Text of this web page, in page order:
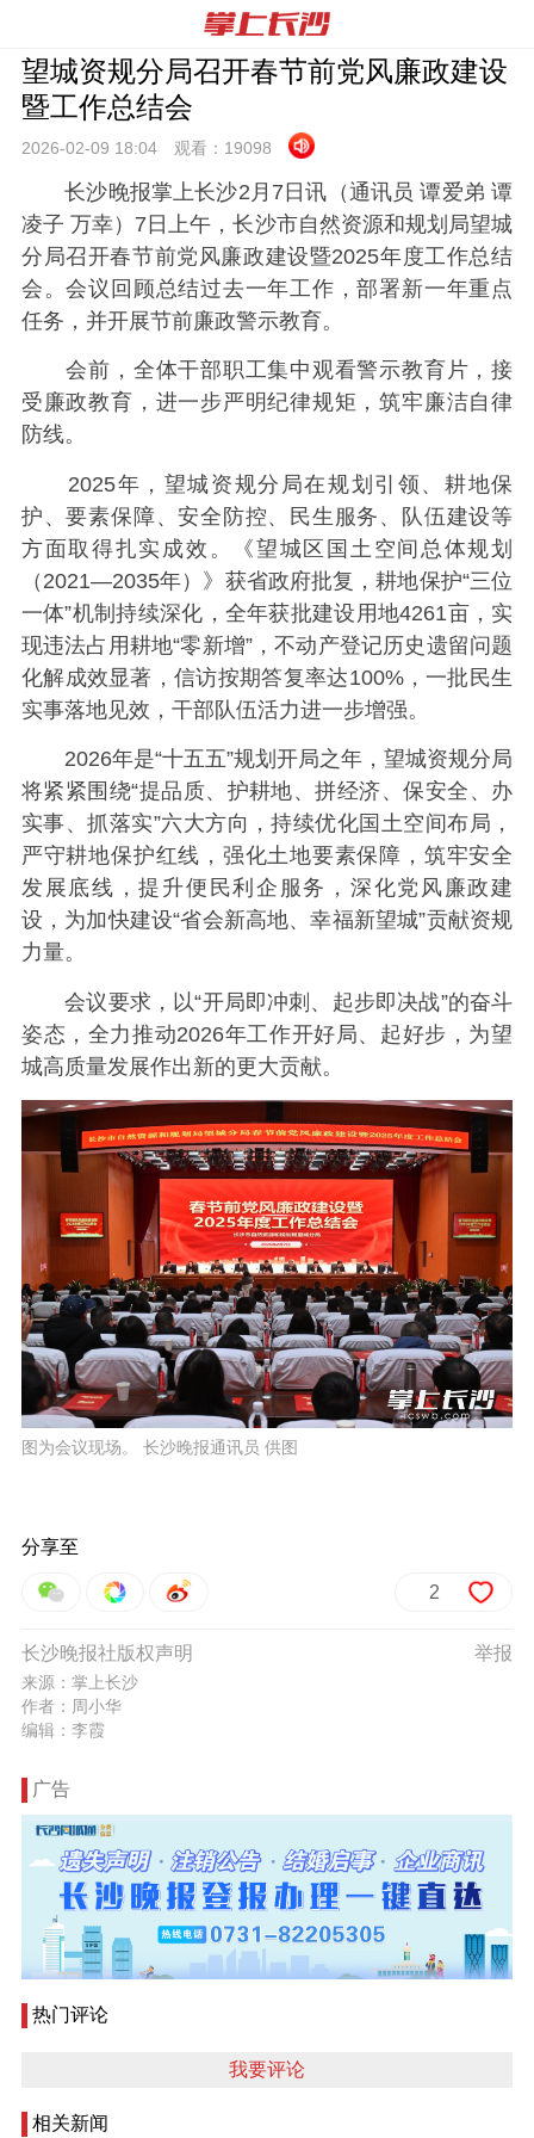
望城资规分局召开春节前党风廉政建设
暨工作总结会
2026-02-09 18:04 观看： 19098
长沙晚报掌上长沙2月7日讯（通讯员 谭爱弟 谭
凌子 万幸）7日上午，长沙市自然资源和规划局望城
分局召开春节前党风廉政建设暨2025年度工作总结
会。会议回顾总结过去一年工作，部署新一年重点
任务，并开展节前廉政警示教育。
会前，全体干部职工集中观看警示教育片，接
受廉政教育，进一步严明纪律规矩，筑牢廉洁自律
防线。
2025年，望城资规分局在规划引领、耕地保
护、要素保障、安全防控、民生服务、队伍建设等
方面取得扎实成效。《望城区国土空间总体规划
（2021—2035年）》获省政府批复，耕地保护“三位
一体”机制持续深化，全年获批建设用地4261亩，实
现违法占用耕地“零新增”，不动产登记历史遗留问题
化解成效显著，信访按期答复率达100%，一批民生
实事落地见效，干部队伍活力进一步增强。
2026年是“十五五”规划开局之年，望城资规分局
将紧紧围绕“提品质、护耕地、拼经济、保安全、办
实事、抓落实”六大方向，持续优化国土空间布局，
严守耕地保护红线，强化土地要素保障，筑牢安全
发展底线，提升便民利企服务，深化党风廉政建
设，为加快建设“省会新高地、幸福新望城”贡献资规
力量。
会议要求，以“开局即冲刺、起步即决战”的奋斗
姿态，全力推动2026年工作开好局、起好步，为望
城高质量发展作出新的更大贡献。
图为会议现场。 长沙晚报通讯员 供图
分享至
2
举报
长沙晚报社版权声明
来源：掌上长沙
作者：周小华
编辑：李霞
广告
热门评论
我要评论
相关新闻